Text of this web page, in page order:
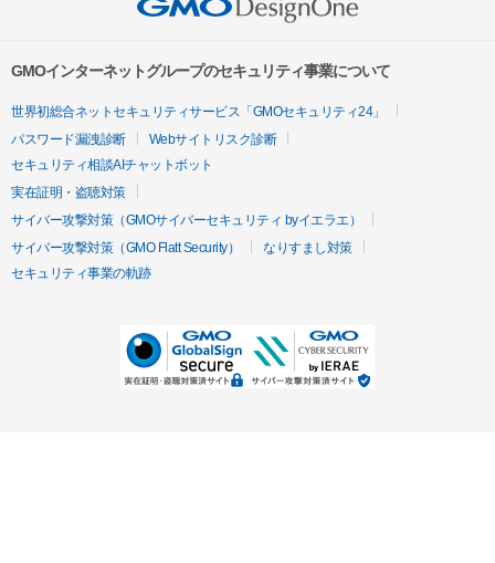
GMOインターネットグループのセキュリティ事業について
世界初総合ネットセキュリティサービス「GMOセキュリティ24」
パスワード漏洩診断
Webサイトリスク診断
セキュリティ相談AIチャットボット
実在証明・盗聴対策
サイバー攻撃対策（GMOサイバーセキュリティ byイエラエ）
サイバー攻撃対策（GMO Flatt Security）
なりすまし対策
セキュリティ事業の軌跡